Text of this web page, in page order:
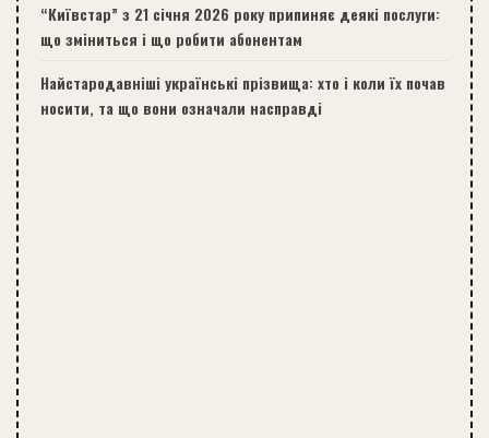
“Київстар” з 21 січня 2026 року припиняє деякі послуги:
що зміниться і що робити абонентам
Найстародавніші українські прізвища: хто і коли їх почав
носити, та що вони означали насправді